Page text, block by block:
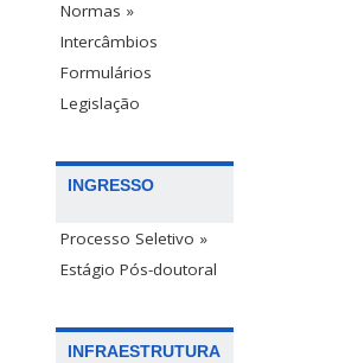
Normas »
Intercâmbios
Formulários
Legislação
INGRESSO
Processo Seletivo »
Estágio Pós-doutoral
INFRAESTRUTURA